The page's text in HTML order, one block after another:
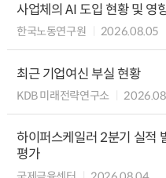
사업체의 AI 도입 현황 및 영
한국노동연구원 2026.08.05
최근 기업여신 부실 현황
KDB 미래전략연구소
하이퍼스케일러 2분기 실적
평가